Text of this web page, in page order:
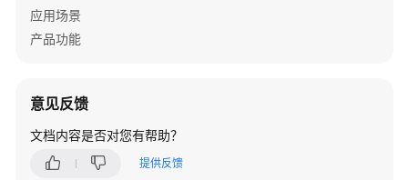
用
南
手
应用场景
产品功能
意见反馈
文档内容是否对您有帮助？
提供反馈